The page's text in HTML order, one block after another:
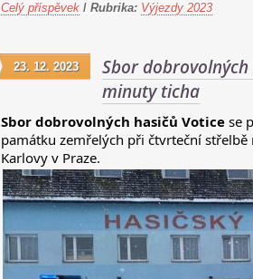
Celý příspěvek / Rubrika: Výjezdy 2023
Sbor
minuty ticha
23. 12. 2023
Sbor dobrovolných hasičů Votice se
památku zemřelých při čtvrteční
Karlovy v Praze.